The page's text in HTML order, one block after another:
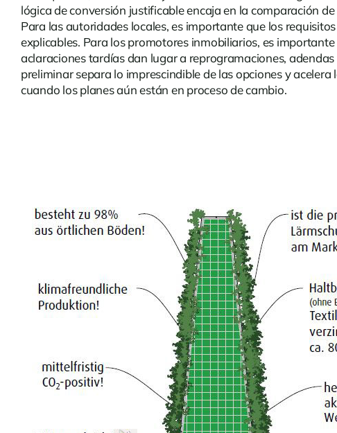
lógica de conversión justificable encaja en la comparación
Para las autoridades locales, es importante que los
explicables. Para los promotores inmobiliarios, es
aclaraciones tardías dan lugar a reprogramaciones,
preliminar separa lo imprescindible de las opciones y
cuando los planes aún están en proceso de cambio.